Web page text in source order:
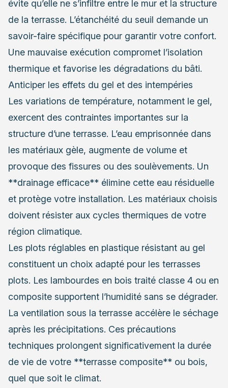
évite qu’elle ne s’infiltre entre le mur et la structure
de la terrasse. L’étanchéité du seuil demande un
savoir-faire spécifique pour garantir votre confort.
Une mauvaise exécution compromet l’isolation
thermique et favorise les dégradations du bâti.
Anticiper les effets du gel et des intempéries
Les variations de température, notamment le gel,
exercent des contraintes importantes sur la
structure d’une terrasse. L’eau emprisonnée dans
les matériaux gèle, augmente de volume et
provoque des fissures ou des soulèvements. Un
**drainage efficace** élimine cette eau résiduelle
et protège votre installation. Les matériaux choisis
doivent résister aux cycles thermiques de votre
région climatique.
Les plots réglables en plastique résistant au gel
constituent un choix adapté pour les terrasses
plots. Les lambourdes en bois traité classe 4 ou en
composite supportent l’humidité sans se dégrader.
La ventilation sous la terrasse accélère le séchage
après les précipitations. Ces précautions
techniques prolongent significativement la durée
de vie de votre **terrasse composite** ou bois,
quel que soit le climat.